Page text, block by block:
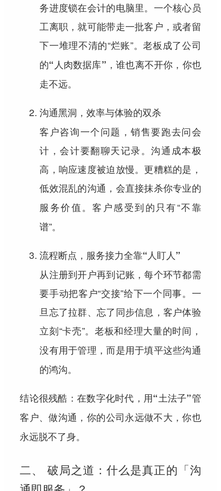
务进度锁在会计的电脑里。一个核心员
工离职，就可能带走一批客户，或者留
下一堆理不清的“烂账”。老板成了公司
的“人肉数据库”，谁也离不开你，你也
走不远。
沟通黑洞，效率与体验的双杀
客户咨询一个问题，销售要跑去问会
计，会计要翻聊天记录。沟通成本极
高，响应速度被迫放慢。更糟糕的是，
低效混乱的沟通，会直接抹杀你专业的
服务价值。客户感受到的只有“不靠
谱”。
流程断点，服务接力全靠“人盯人”
从注册到开户再到记账，每个环节都需
要手动把客户“交接”给下一个同事。一
旦忘了拉群、忘了同步信息，客户体验
立刻“卡壳”。 老板和经理大量的时间，
没有用于管理，而是用于填平这些沟通
的鸿沟。
结论很残酷：在数字化时代，用“土法子”管
客户、做沟通，你的公司永远做不大，你也
永远脱不了身。
二、 破局之道：什么是真正的「沟